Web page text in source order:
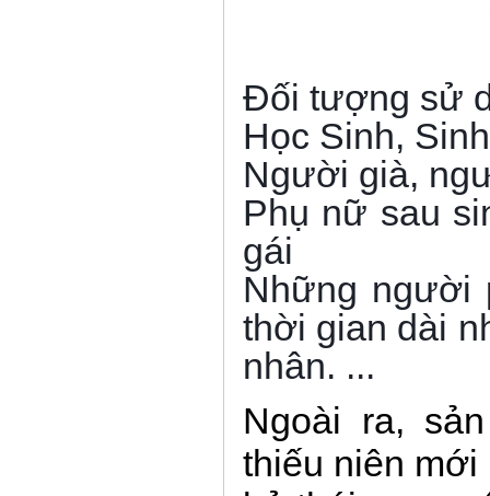
Đối tượng sử
Học Sinh,
Người già,
Phụ nữ sau
gái
Những người
thời gian dài
nhân. ...
Ngoài ra,
thiếu niên